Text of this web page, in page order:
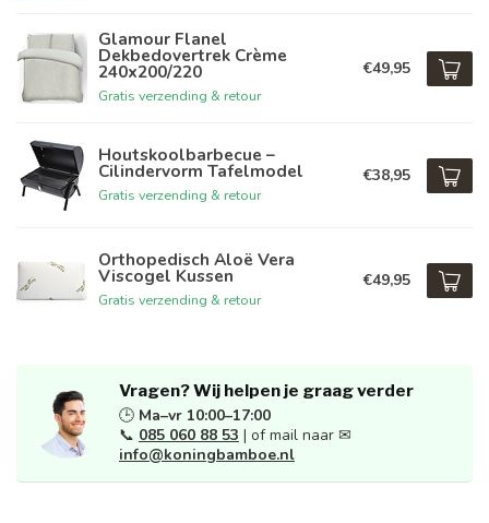
Glamour Flanel
Dekbedovertrek Crème
240x200/220
Gratis verzending & retour
€49,95
Houtskoolbarbecue –
Cilindervorm Tafelmodel
Gratis verzending & retour
€38,95
Orthopedisch Aloë Vera
Viscogel Kussen
Gratis verzending & retour
€49,95
Vragen? Wij helpen je graag verder
🕒 Ma–vr 10:00–17:00
📞 085 060 88 53 | of mail naar ✉
info@koningbamboe.nl